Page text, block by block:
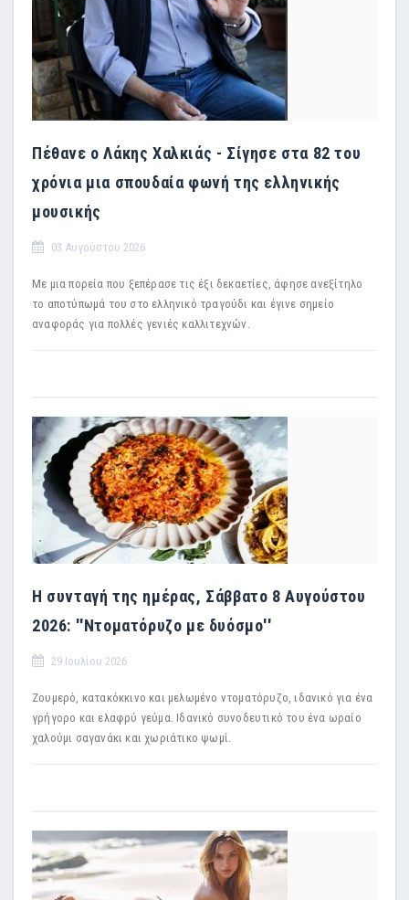
Πέθανε ο Λάκης Χαλκιάς - Σίγησε στα 82 του
χρόνια μια σπουδαία φωνή της ελληνικής
μουσικής
03 Αυγούστου 2026
Με μια πορεία που ξεπέρασε τις έξι δεκαετίες, άφησε ανεξίτηλο
το αποτύπωμά του στο ελληνικό τραγούδι και έγινε σημείο
αναφοράς για πολλές γενιές καλλιτεχνών.
Η συνταγή της ημέρας, Σάββατο 8 Αυγούστου
2026: ''Ντοματόρυζο με δυόσμο''
29 Ιουλίου 2026
Ζουμερό, κατακόκκινο και μελωμένο ντοματόρυζο, ιδανικό για ένα
γρήγορο και ελαφρύ γεύμα. Ιδανικό συνοδευτικό του ένα ωραίο
χαλούμι σαγανάκι και χωριάτικο ψωμί.